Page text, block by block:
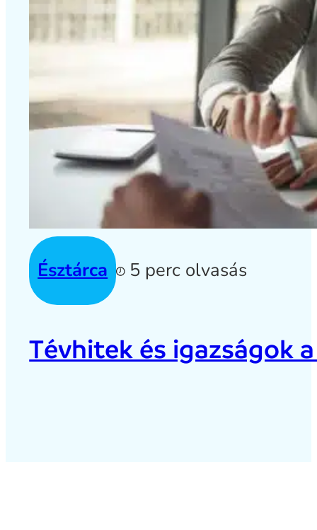
Észtárca 5 perc olvasás
Tévhitek és igazságok